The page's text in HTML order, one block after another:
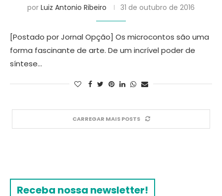
por Luiz Antonio Ribeiro 31 de outubro de 2016
[Postado por Jornal Opção] Os microcontos são uma
forma fascinante de arte. De um incrível poder de
síntese…
CARREGAR MAIS POSTS
Receba nossa newsletter!